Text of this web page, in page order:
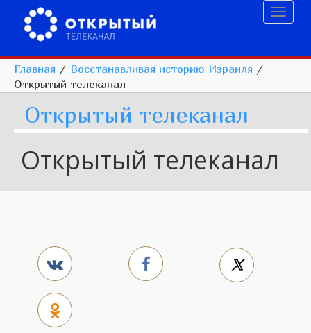
Главная / Восстанавливая историю Израиля /
Открытый телеканал
Открытый телеканал
Открытый телеканал